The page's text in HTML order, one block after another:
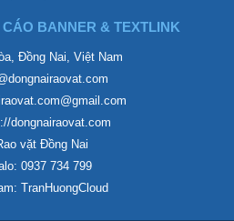
BANNER & TEXTLINK
Đồng Nai, Việt Nam
dongnairaovat.com
vặt Đồng Nai
0937 734 799
TranHuongCloud